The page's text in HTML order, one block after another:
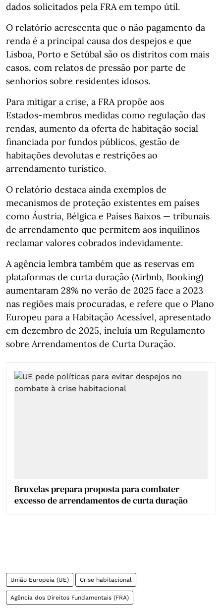
dados solicitados pela FRA em tempo útil.
O relatório acrescenta que o não pagamento da
renda é a principal causa dos despejos e que
Lisboa, Porto e Setúbal são os distritos com mais
casos, com relatos de pressão por parte de
senhorios sobre residentes idosos.
Para mitigar a crise, a FRA propõe aos
Estados‑membros medidas como regulação das
rendas, aumento da oferta de habitação social
financiada por fundos públicos, gestão de
habitações devolutas e restrições ao
arrendamento turístico.
O relatório destaca ainda exemplos de
mecanismos de proteção existentes em países
como Áustria, Bélgica e Países Baixos — tribunais
de arrendamento que permitem aos inquilinos
reclamar valores cobrados indevidamente.
A agência lembra também que as reservas em
plataformas de curta duração (Airbnb, Booking)
aumentaram 28% no verão de 2025 face a 2023
nas regiões mais procuradas, e refere que o Plano
Europeu para a Habitação Acessível, apresentado
em dezembro de 2025, incluía um Regulamento
sobre Arrendamentos de Curta Duração.
Bruxelas prepara proposta para combater
excesso de arrendamentos de curta duração
União Europeia (UE) Crise habitacional
Agência dos Direitos Fundamentais (FRA)